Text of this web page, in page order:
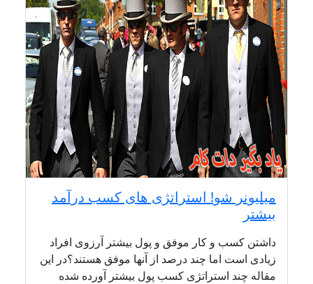
میلیونر شو! استراتژی های کسب درآمد
بیشتر
داشتن کسب و کار موفق و پول بیشتر آرزوی افراد
زیادی است اما چند درصد از آنها موفق هستند؟در این
مقاله چند استراتژی کسب پول بیشتر آورده شده